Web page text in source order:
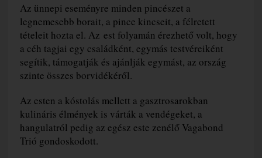
Az ünnepi eseményre minden pincészet a
legnemesebb borait, a pince kincseit, a félretett
tételeit hozta el. Az est folyamán érezhető volt, hogy
a céh tagjai egy családként, egymás testvéreiként
segítik, támogatják és ajánlják egymást, az ország
szinte összes borvidékéről.
Az esten a kóstolás mellett a gasztrosarokban
kulináris élmények is várták a vendégeket, a
hangulatról pedig az egész este zenélő Vagabond
Trió gondoskodott.